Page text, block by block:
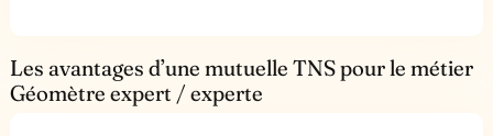
Les avantages d’une mutuelle TNS pour le métier
Géomètre expert / experte